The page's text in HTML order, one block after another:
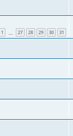
1 27 28 29 30 31